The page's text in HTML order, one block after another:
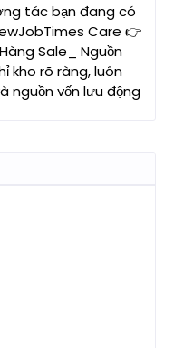
tác bạn đang có
Care 👉
Sale_ Nguồn
kho rõ ràng, luôn
nguồn vốn lưu động